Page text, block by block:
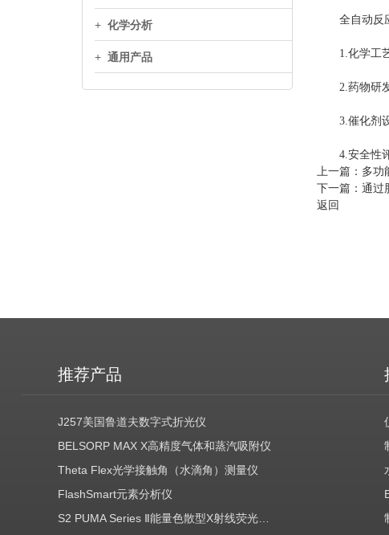
+ 化学分析
+ 通用产品
全自动反应
1.化学工艺
2.药物研发
3.催化剂设
4.安全性评
上一篇： 多功
下一篇： 通过
返回
推荐产品
J257美国鲁道夫数字式折光仪
BELSORP MAX X高精度气体和蒸汽吸附仪
Theta Flex光学接触角（水滴角）测量仪
FlashSmart元素分析仪